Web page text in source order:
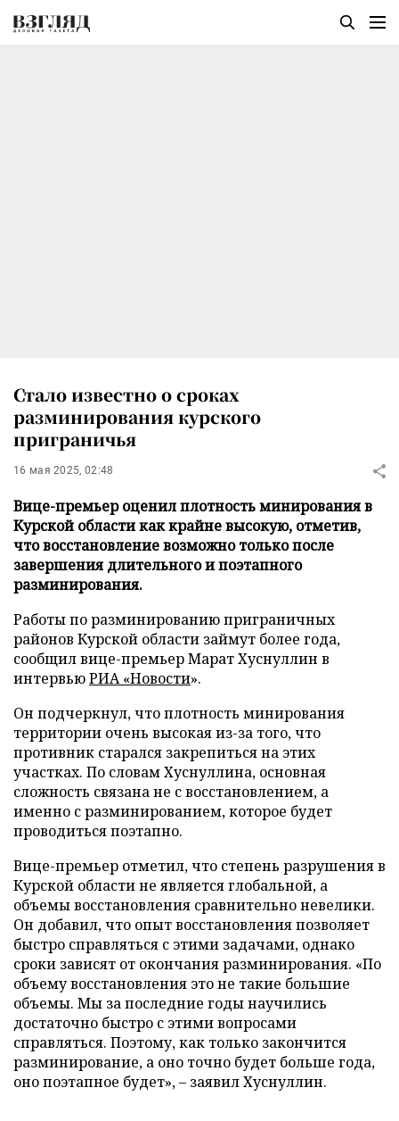
Стало известно о сроках
разминирования курского
приграничья
16 мая 2025, 02:48
Вице-премьер оценил плотность минирования в
Курской области как крайне высокую, отметив,
что восстановление возможно только после
завершения длительного и поэтапного
разминирования.
Работы по разминированию приграничных
районов Курской области займут более года,
сообщил вице-премьер Марат Хуснуллин в
интервьюРИА «Новости».
Он подчеркнул, что плотность минирования
территории очень высокая из-за того, что
противник старался закрепиться на этих
участках. По словам Хуснуллина, основная
сложность связана не с восстановлением, а
именно с разминированием, которое будет
проводиться поэтапно.
Вице-премьер отметил, что степень разрушения в
Курской области не является глобальной, а
объемы восстановления сравнительно невелики.
Он добавил, что опыт восстановления позволяет
быстро справляться с этими задачами, однако
сроки зависят от окончания разминирования. «По
объему восстановления это не такие большие
объемы. Мы за последние годы научились
достаточно быстро с этими вопросами
справляться. Поэтому, как только закончится
разминирование, а оно точно будет больше года,
оно поэтапное будет», – заявил Хуснуллин.